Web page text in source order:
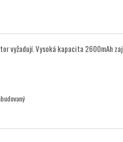
vyžadují. Vysoká kapacita 2600mAh